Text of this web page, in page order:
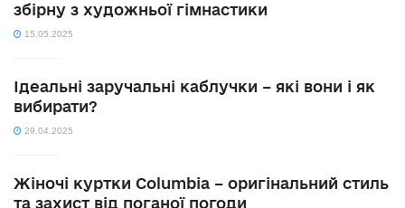
збірну з художньої гімнастики
15.05.2025
Ідеальні заручальні каблучки – які вони і як
вибирати?
29.04.2025
Жіночі куртки Columbia – оригінальний стиль
та захист від поганої погоди